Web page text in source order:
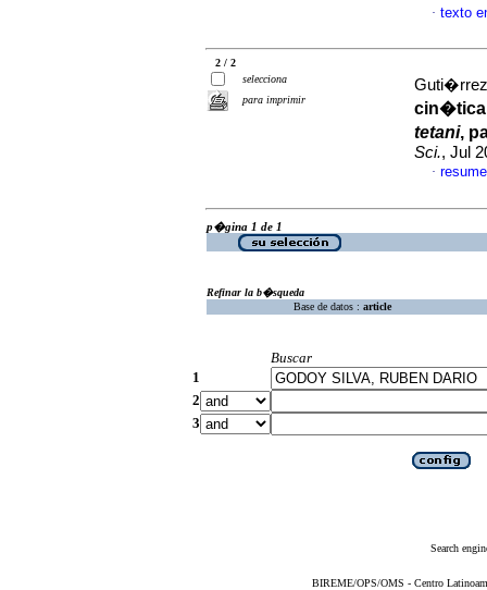
· texto
2 / 2
selecciona
para imprimir
cin�tica
tetani,
Sci., Jul
·
p�gina 1 de 1
Refinar la b�squeda
Base de datos : article
Buscar
1
2
3
Search
BIREME/OPS/OMS - Centro